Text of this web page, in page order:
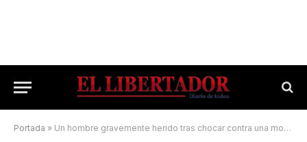
Portada » Un hombre gravemente herido tras chocar contra una moto manejada por un menor